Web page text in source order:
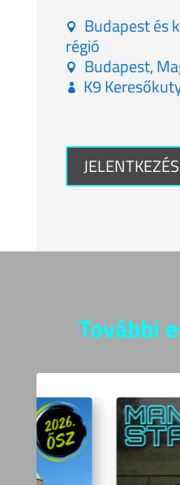
Budapest és
régió
Budapest,
K9
JELENTKEZÉS
További